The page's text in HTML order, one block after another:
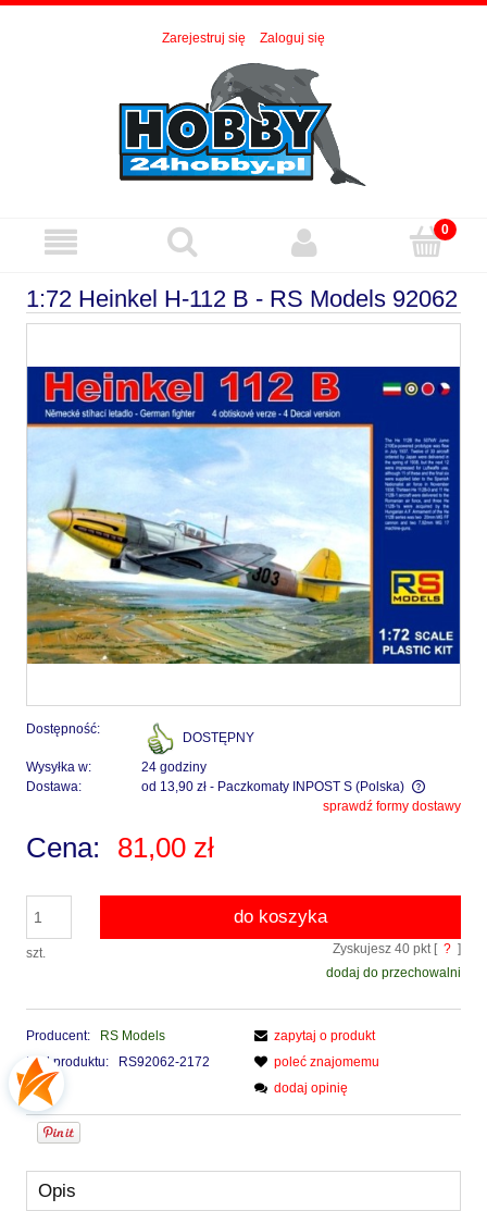
Zarejestruj się Zaloguj się
1:72 Heinkel H-112 B - RS Models 92062
Dostępność:
DOSTĘPNY
Wysyłka w:
24 godziny
Dostawa:
od 13,90 zł - Paczkomaty INPOST S (Polska)
Cena nie zawiera ewentualnych kosztów płatnościsprawdź formy dostawy
Cena: 81,00 zł
szt.
do koszyka
Zyskujesz 40 pkt [ ? ]
dodaj do przechowalni
Producent:
RS Models
Kod produktu:
RS92062-2172
zapytaj o produkt
poleć znajomemu
dodaj opinię
Opis